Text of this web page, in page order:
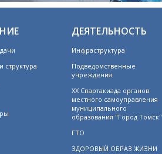
структура
ДЕЯТЕЛЬНОСТЬ
Инфраструктура
Подведомственные
учреждения
XX Спартакиада органов
местного самоуправления
муниципального
образования "Город Томск"
ГТО
ЗДОРОВЫЙ ОБРАЗ ЖИЗНИ